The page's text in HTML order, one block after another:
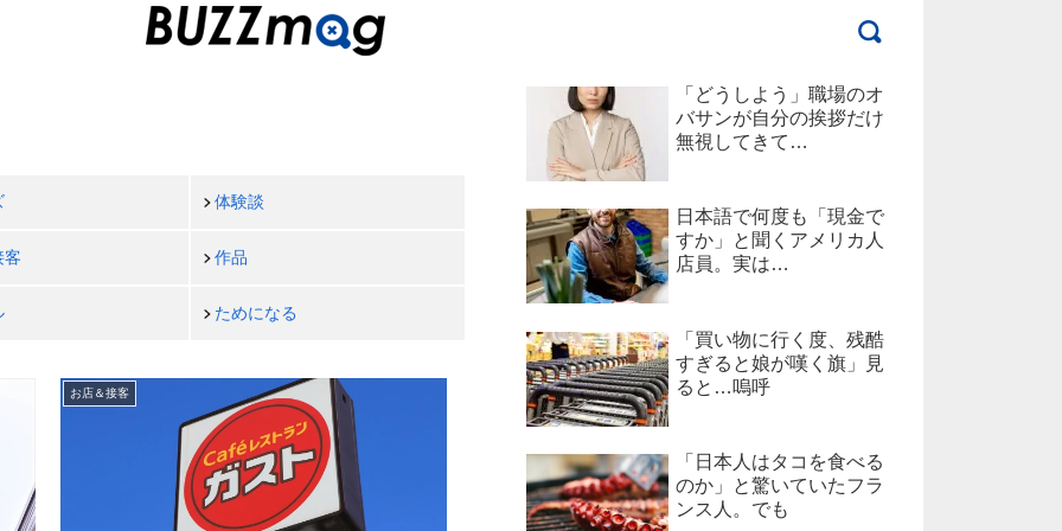
体験談
客 作品
ためになる
お店＆接客
「どうしよう」職場のオ
バサンが自分の挨拶だけ
無視してきて…
日本語で何度も「現金で
すか」と聞くアメリカ人
店員。実は…
「買い物に行く度、残酷
すぎると娘が嘆く旗」見
ると…嗚呼
「日本人はタコを食べる
のか」と驚いていたフラ
ンス人。でも